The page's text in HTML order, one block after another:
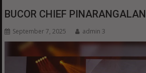
BUCOR CHIEF PINARANGALAN
September 7, 2025 admin 3